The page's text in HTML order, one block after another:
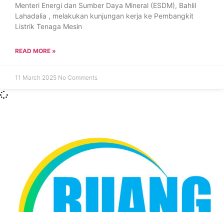
Menteri Energi dan Sumber Daya Mineral (ESDM), Bahlil
Lahadalia , melakukan kunjungan kerja ke Pembangkit
Listrik Tenaga Mesin
READ MORE »
11 March 2025 No Comments